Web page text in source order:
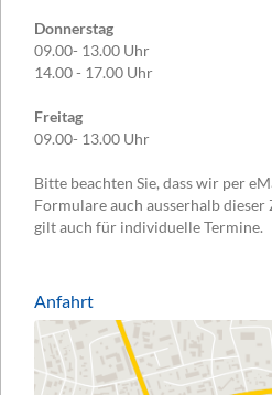
Donnerstag
09.00- 13.00 Uhr
14.00 - 17.00 Uhr
Freitag
09.00- 13.00 Uhr
Bitte beachten Sie, dass wir per
Formulare auch ausserhalb dieser
gilt auch für individuelle Termine.
Anfahrt